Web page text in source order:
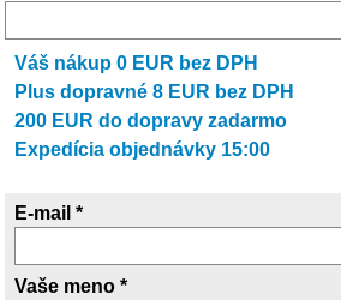
E-mail *
Vaše meno *
Váš nákup 0 EUR bez DPH
Plus dopravné 8 EUR bez DPH
200 EUR do dopravy zadarmo
Expedícia objednávky 15:00